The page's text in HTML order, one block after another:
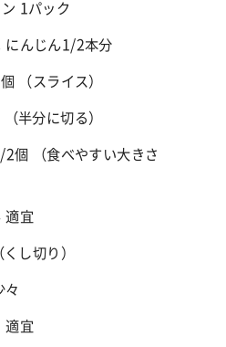
1パック
にんじん1/2本分
（スライス）
半分に切る）
個 （食べやすい大きさ
適宜
し切り）
々
適宜